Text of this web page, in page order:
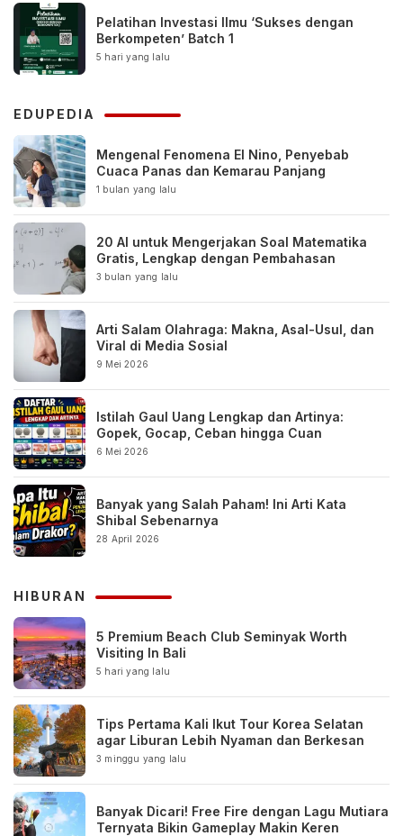
Pelatihan Investasi Ilmu ‘Sukses dengan
Berkompeten’ Batch 1
5 hari yang lalu
EDUPEDIA
Mengenal Fenomena El Nino, Penyebab
Cuaca Panas dan Kemarau Panjang
1 bulan yang lalu
20 AI untuk Mengerjakan Soal Matematika
Gratis, Lengkap dengan Pembahasan
3 bulan yang lalu
Arti Salam Olahraga: Makna, Asal-Usul, dan
Viral di Media Sosial
9 Mei 2026
Istilah Gaul Uang Lengkap dan Artinya:
Gopek, Gocap, Ceban hingga Cuan
6 Mei 2026
Banyak yang Salah Paham! Ini Arti Kata
Shibal Sebenarnya
28 April 2026
HIBURAN
5 Premium Beach Club Seminyak Worth
Visiting In Bali
5 hari yang lalu
Tips Pertama Kali Ikut Tour Korea Selatan
agar Liburan Lebih Nyaman dan Berkesan
3 minggu yang lalu
Banyak Dicari! Free Fire dengan Lagu Mutiara
Ternyata Bikin Gameplay Makin Keren